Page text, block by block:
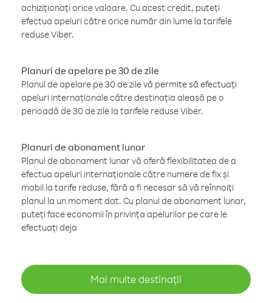
achiziționați orice valoare. Cu acest credit, puteți
efectua apeluri către orice număr din lume la tarifele
reduse Viber.
Planuri de apelare pe 30 de zile
Planul de apelare pe 30 de zile vă permite să efectuați
apeluri internaționale către destinația aleasă pe o
perioadă de 30 de zile la tarifele reduse Viber.
Planuri de abonament lunar
Planul de abonament lunar vă oferă flexibilitatea de a
efectua apeluri internaționale către numere de fix și
mobil la tarife reduse, fără a fi necesar să vă reînnoiți
planul la un moment dat. Cu planul de abonament lunar,
puteți face economii în privința apelurilor pe care le
efectuați deja
Mai multe destinații